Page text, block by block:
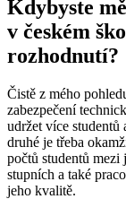
Kdybyste
v českém
rozhodnutí?
Čistě z mého
zabezpečení
udržet více
druhé je třeba
počtů studentů
stupních a také
jeho kvalitě.